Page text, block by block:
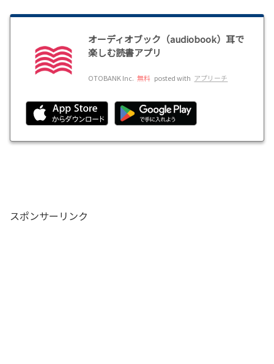
オーディオブック（audiobook）耳で
楽しむ読書アプリ
OTOBANK Inc. 無料 posted with アプリーチ
スポンサーリンク